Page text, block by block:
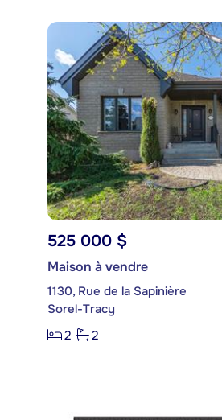
525 000 $
Maison à vendre
1130, Rue de la Sapinière
Sorel-Tracy
2
2